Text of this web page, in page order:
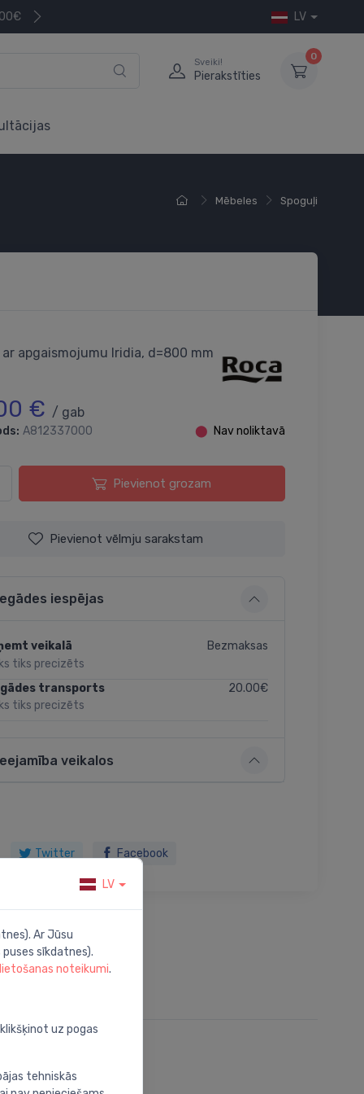
LV
Sveiki!
Pierakstīties
0
Mēbeles Spoguļi
apgaismojumu Iridia, d=800 mm
€ / gab
A812337000 ⬤ Nav noliktavā
Pievienot grozam
Pievienot vēlmju sarakstam
iespējas
veikalā
tiks precizēts
Bezmaksas
transports
tiks precizēts
20.00€
veikalos
Twitter Facebook
LV
Ar Jūsu
sīkdatnes).
noteikumi.
uz pogas
tehniskās